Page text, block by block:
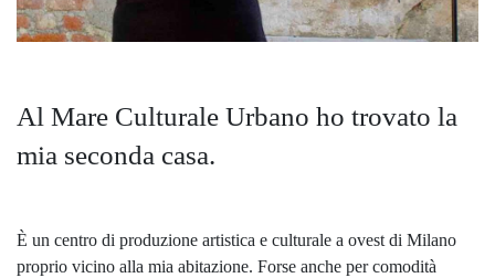
Al Mare Culturale Urbano ho trovato la
mia seconda casa.
È un centro di produzione artistica e culturale a ovest di Milano
proprio vicino alla mia abitazione. Forse anche per comodità